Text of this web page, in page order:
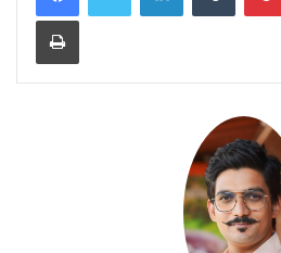
Print